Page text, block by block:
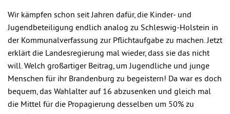
Wir kämpfen schon seit Jahren dafür, die Kinder- und
Jugendbeteiligung endlich analog zu Schleswig-Holstein in
der Kommunalverfassung zur Pflichtaufgabe zu machen. Jetzt
erklärt die Landesregierung mal wieder, dass sie das nicht
will. Welch großartiger Beitrag, um Jugendliche und junge
Menschen für ihr Brandenburg zu begeistern! Da war es doch
bequem, das Wahlalter auf 16 abzusenken und gleich mal
die Mittel für die Propagierung desselben um 50% zu